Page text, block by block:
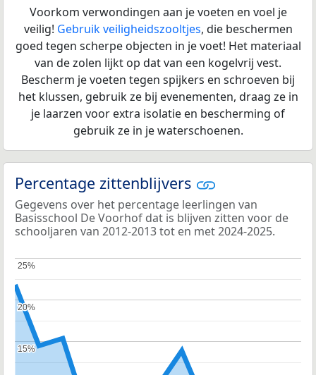
Voorkom verwondingen aan je voeten en voel je
veilig! Gebruik veiligheidszooltjes, die beschermen
goed tegen scherpe objecten in je voet! Het materiaal
van de zolen lijkt op dat van een kogelvrij vest.
Bescherm je voeten tegen spijkers en schroeven bij
het klussen, gebruik ze bij evenementen, draag ze in
je laarzen voor extra isolatie en bescherming of
gebruik ze in je waterschoenen.
Percentage zittenblijvers
Gegevens over het percentage leerlingen van
Basisschool De Voorhof dat is blijven zitten voor de
schooljaren van 2012-2013 tot en met 2024-2025.
15%
15%
20%
20%
25%
25%